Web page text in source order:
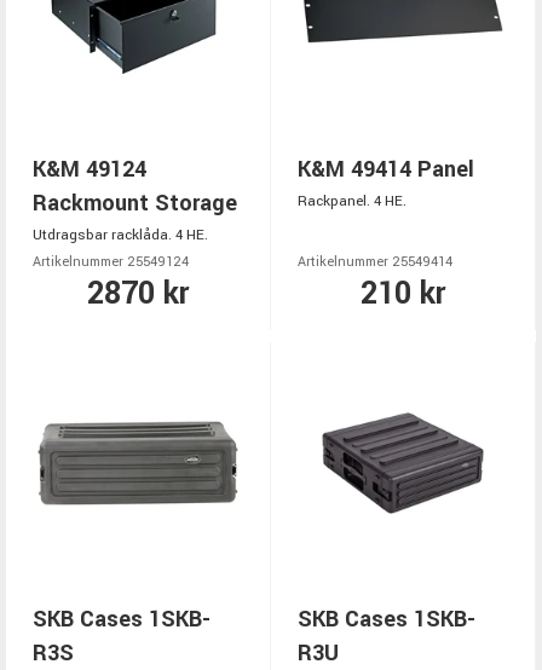
K&M 49124
Rackmount Storage
Utdragsbar racklåda. 4 HE.
Artikelnummer 25549124
2870 kr
K&M 49414 Panel
Rackpanel. 4 HE.
Artikelnummer 25549414
210 kr
SKB Cases 1SKB-
R3S
SKB Cases 1SKB-
R3U